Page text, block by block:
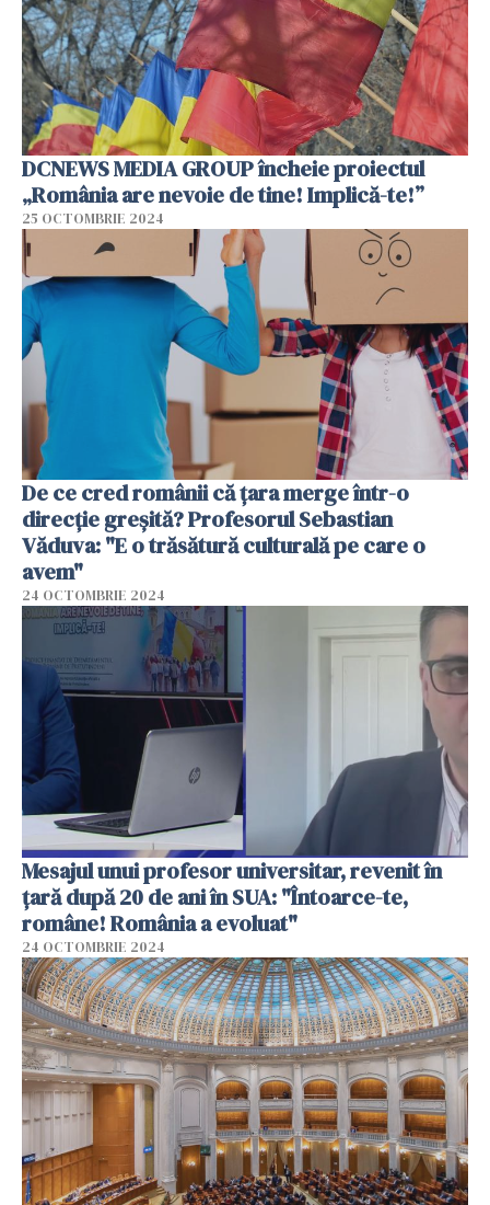
DCNEWS MEDIA GROUP încheie proiectul
„România are nevoie de tine! Implică-te!”
25 OCTOMBRIE 2024
De ce cred românii că țara merge într-o
direcție greșită? Profesorul Sebastian
Văduva: "E o trăsătură culturală pe care o
avem"
24 OCTOMBRIE 2024
Mesajul unui profesor universitar, revenit în
țară după 20 de ani în SUA: "Întoarce-te,
române! România a evoluat"
24 OCTOMBRIE 2024